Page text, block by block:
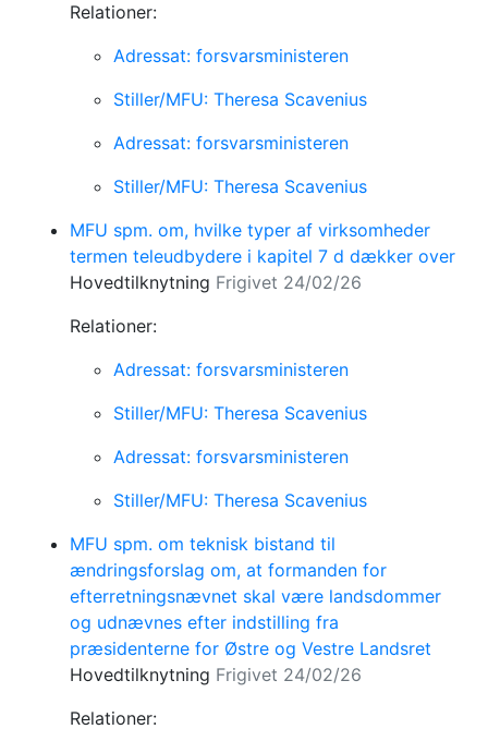
Relationer:
Adressat: forsvarsministeren
Stiller/MFU: Theresa Scavenius
Adressat: forsvarsministeren
Stiller/MFU: Theresa Scavenius
MFU spm. om, hvilke typer af virksomheder
termen teleudbydere i kapitel 7 d dækker over
Hovedtilknytning Frigivet 24/02/26
Relationer:
Adressat: forsvarsministeren
Stiller/MFU: Theresa Scavenius
Adressat: forsvarsministeren
Stiller/MFU: Theresa Scavenius
MFU spm. om teknisk bistand til
ændringsforslag om, at formanden for
efterretningsnævnet skal være landsdommer
og udnævnes efter indstilling fra
præsidenterne for Østre og Vestre Landsret
Hovedtilknytning Frigivet 24/02/26
Relationer: